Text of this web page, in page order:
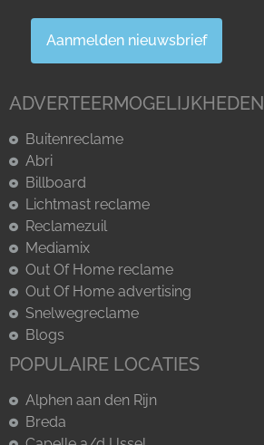
Aanmelden nieuwsbrief
ADVERTEERMOGELIJKHEDEN
Buitenreclame
Abri
Billboard
Lichtmast reclame
Reclamezuil
Mediamix
Out Of Home reclame
Out Of Home advertising
Snelwegreclame
Blogs
POPULAIRE LOCATIES
Alphen aan den Rijn
Breda